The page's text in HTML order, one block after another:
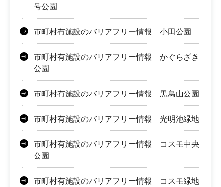
号公園
市町村有施設のバリアフリー情報 小田公園
市町村有施設のバリアフリー情報 かぐらざき
公園
市町村有施設のバリアフリー情報 黒鳥山公園
市町村有施設のバリアフリー情報 光明池緑地
市町村有施設のバリアフリー情報 コスモ中央
公園
市町村有施設のバリアフリー情報 コスモ緑地